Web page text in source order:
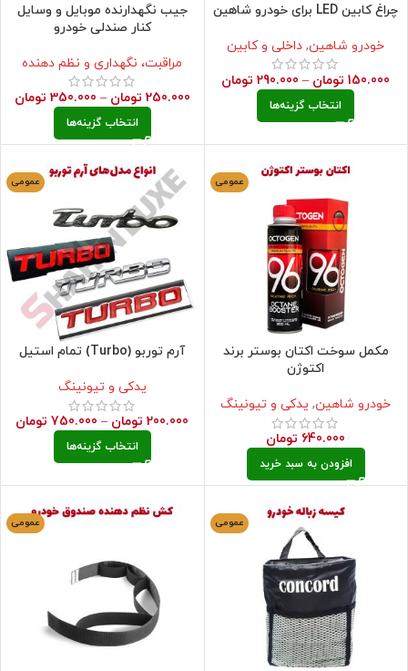
چراغ کابین LED برای خودرو شاهین
خودرو شاهین, داخلی و کابین
150.000 تومان –
290.000 تومان
انتخاب گزینه‌ها
جیب نگهدارنده موبایل و وسایل
کنار صندلی خودرو
مراقبت، نگهداری و نظم دهنده
250.000 تومان –
350.000 تومان
انتخاب گزینه‌ها
عمومی
مکمل سوخت اکتان بوستر برند
اکتوژن
خودرو شاهین, یدکی و تیونینگ
640.000 تومان
افزودن به سبد خرید
عمومی
آرم توربو (Turbo) تمام استیل
یدکی و تیونینگ
200.000 تومان –
750.000 تومان
انتخاب گزینه‌ها
عمومی عمومی